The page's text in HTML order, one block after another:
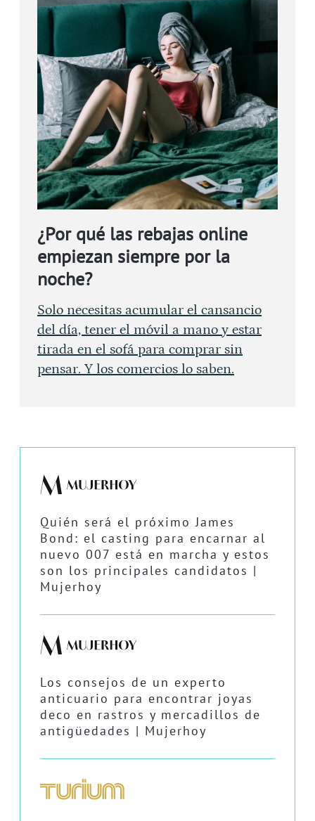
¿Por qué las rebajas online
empiezan siempre por la
noche?
Solo necesitas acumular el cansancio
del día, tener el móvil a mano y estar
tirada en el sofá para comprar sin
pensar. Y los comercios lo saben.
Quién será el próximo James
Bond: el casting para encarnar al
nuevo 007 está en marcha y estos
son los principales candidatos |
Mujerhoy
Los consejos de un experto
anticuario para encontrar joyas
deco en rastros y mercadillos de
antigüedades | Mujerhoy